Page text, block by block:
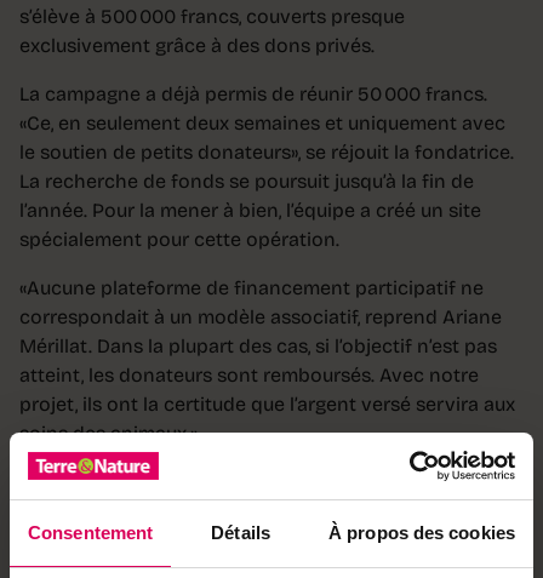
Consentement Détails À propos des cookies
s’élève à 500 000 francs, couverts presque
exclusivement grâce à des dons privés.
La campagne a déjà permis de réunir 50 000 francs.
«Ce, en seulement deux semaines et uniquement avec
le soutien de petits donateurs», se réjouit la fondatrice.
La recherche de fonds se poursuit jusqu’à la fin de
l’année. Pour la mener à bien, l’équipe a créé un site
spécialement pour cette opération.
«Aucune plateforme de financement participatif ne
correspondait à un modèle associatif, reprend Ariane
Mérillat. Dans la plupart des cas, si l’objectif n’est pas
atteint, les donateurs sont remboursés. Avec notre
projet, ils ont la certitude que l’argent versé servira aux
soins des animaux.»
+ D’infossoutenir-erminea.org